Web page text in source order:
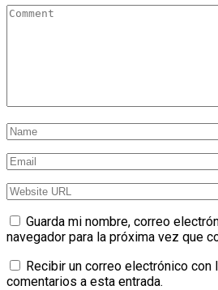
Guarda mi nombre, correo
navegador para la próxima vez que
Recibir un correo electrónico
comentarios a esta entrada.